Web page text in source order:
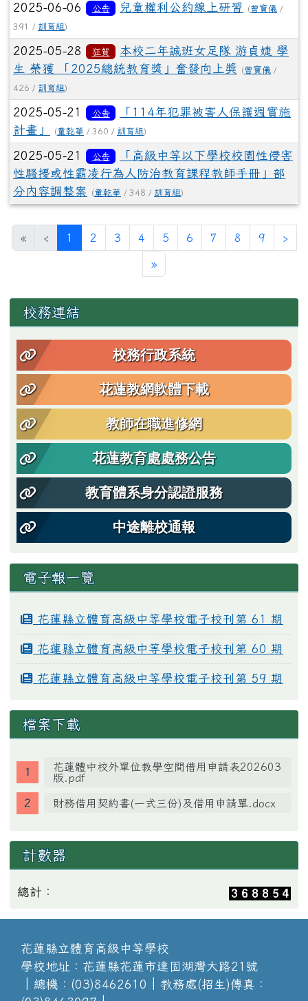
2025-06-06 公告 兒童權利公約線上研習 (曾寶儀 /
391 / 訓育組)
2025-05-28 狂賀
本校二年誠班女足隊 游貞婕 學
生 榮獲 「2025總統教育獎」奮發向上奬
(曾寶儀 /
426 / 訓育組)
2025-05-21 公告
「114年犯罪被害人保護週實施
計畫」
(童乾華 / 360 / 訓育組)
2025-05-21 公告
「高級中等以下學校校園性侵害
性騷擾或性霸凌行為人防治教育課程教師手冊」部
分內容調整案
(童乾華 / 348 / 訓育組)
« ‹ 1 (目前頁次)
2 3 4 5 6 7 8 9 ›下
»最後頁
左邊區域內容
校務連結
校務行政系統
花蓮教網軟體下載
教師在職進修網
花蓮教育處處務公告
教育體系身分認證服務
中途離校通報
電子報一覽
花蓮縣立體育高級中等學校電子校刊第 61 期
花蓮縣立體育高級中等學校電子校刊第 60 期
花蓮縣立體育高級中等學校電子校刊第 59 期
檔案下載
花蓮體中校外單位教學空間借用申請表202603
版.pdf
財務借用契約書(一式三份)及借用申請單.docx
計數器
總計：
花蓮縣立體育高級中等學校
學校地址：花蓮縣花蓮市達固湖灣大路21號
│總機：(03)8462610│教務處(招生)傳真：